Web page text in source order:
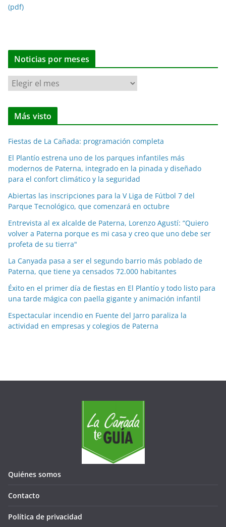
(pdf)
Noticias por meses
N
o
t
i
a
s
p
o
r
m
e
s
e
s
Más visto
Fiestas de La Cañada: programación completa
El Plantío estrena uno de los parques infantiles más
modernos de Paterna, integrado en la pinada y diseñado
para el confort climático y la seguridad
Abiertas las inscripciones para la V Liga de Fútbol 7 del
Parque Tecnológico, que comenzará en octubre
Entrevista al ex alcalde de Paterna, Lorenzo Agustí: “Quiero
volver a Paterna porque es mi casa y creo que uno debe ser
profeta de su tierra"
La Canyada pasa a ser el segundo barrio más poblado de
Paterna, que tiene ya censados 72.000 habitantes
Éxito en el primer día de fiestas en El Plantío y todo listo para
una tarde mágica con paella gigante y animación infantil
Espectacular incendio en Fuente del Jarro paraliza la
actividad en empresas y colegios de Paterna
Quiénes somos
Contacto
Política de privacidad